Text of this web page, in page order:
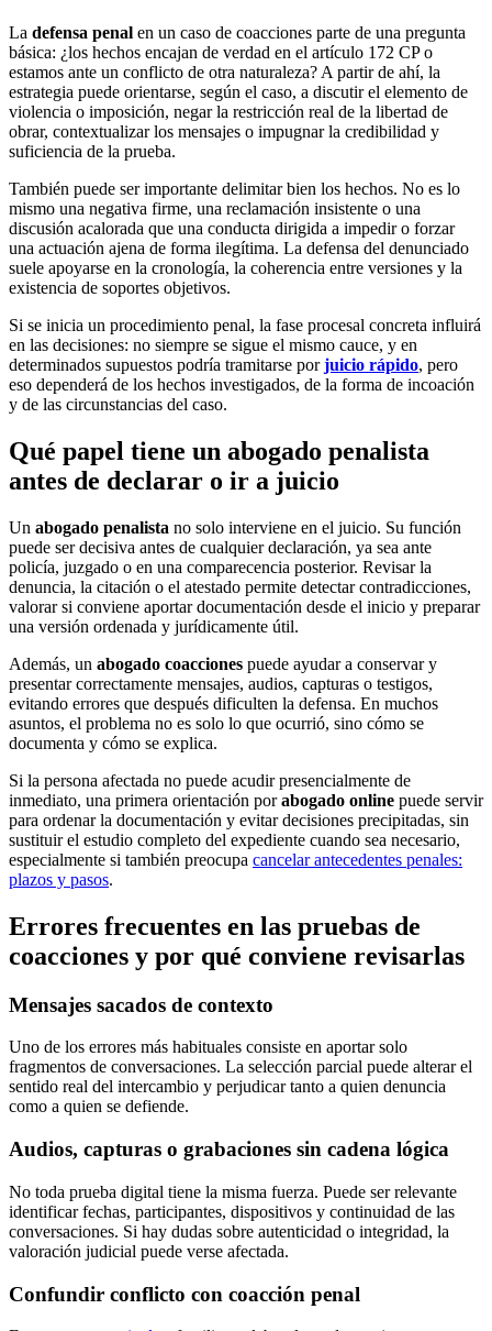
La defensa penal en un caso de coacciones parte de una pregunta
básica: ¿los hechos encajan de verdad en el artículo 172 CP o
estamos ante un conflicto de otra naturaleza? A partir de ahí, la
estrategia puede orientarse, según el caso, a discutir el elemento de
violencia o imposición, negar la restricción real de la libertad de
obrar, contextualizar los mensajes o impugnar la credibilidad y
suficiencia de la prueba.
También puede ser importante delimitar bien los hechos. No es lo
mismo una negativa firme, una reclamación insistente o una
discusión acalorada que una conducta dirigida a impedir o forzar
una actuación ajena de forma ilegítima. La defensa del denunciado
suele apoyarse en la cronología, la coherencia entre versiones y la
existencia de soportes objetivos.
Si se inicia un procedimiento penal, la fase procesal concreta influirá
en las decisiones: no siempre se sigue el mismo cauce, y en
determinados supuestos podría tramitarse porjuicio rápido, pero
eso dependerá de los hechos investigados, de la forma de incoación
y de las circunstancias del caso.
Qué papel tiene un abogado penalista
antes de declarar o ir a juicio
Un abogado penalista no solo interviene en el juicio. Su función
puede ser decisiva antes de cualquier declaración, ya sea ante
policía, juzgado o en una comparecencia posterior. Revisar la
denuncia, la citación o el atestado permite detectar contradicciones,
valorar si conviene aportar documentación desde el inicio y preparar
una versión ordenada y jurídicamente útil.
Además, un abogado coacciones puede ayudar a conservar y
presentar correctamente mensajes, audios, capturas o testigos,
evitando errores que después dificulten la defensa. En muchos
asuntos, el problema no es solo lo que ocurrió, sino cómo se
documenta y cómo se explica.
Si la persona afectada no puede acudir presencialmente de
inmediato, una primera orientación porabogado online puede servir
para ordenar la documentación y evitar decisiones precipitadas, sin
sustituir el estudio completo del expediente cuando sea necesario,
especialmente si también preocupa cancelar antecedentes penales:
plazos y pasos.
Errores frecuentes en las pruebas de
coacciones y por qué conviene revisarlas
Mensajes sacados de contexto
Uno de los errores más habituales consiste en aportar solo
fragmentos de conversaciones. La selección parcial puede alterar el
sentido real del intercambio y perjudicar tanto a quien denuncia
como a quien se defiende.
Audios, capturas o grabaciones sin cadena lógica
No toda prueba digital tiene la misma fuerza. Puede ser relevante
identificar fechas, participantes, dispositivos y continuidad de las
conversaciones. Si hay dudas sobre autenticidad o integridad, la
valoración judicial puede verse afectada.
Confundir conflicto con coacción penal